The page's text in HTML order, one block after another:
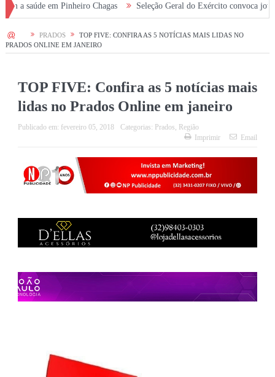
em Pinheiro Chagas Seleção Geral do Exército convoca jovens
HOME PRADOS
TOP FIVE: CONFIRA AS 5 NOTÍCIAS MAIS LIDAS NO
PRADOS ONLINE EM JANEIRO
TOP FIVE: Confira as 5 notícias mais
lidas no Prados Online em janeiro
Publicado em: fevereiro 05, 2018 Categorias: Prados, Região
Imprimir
Email